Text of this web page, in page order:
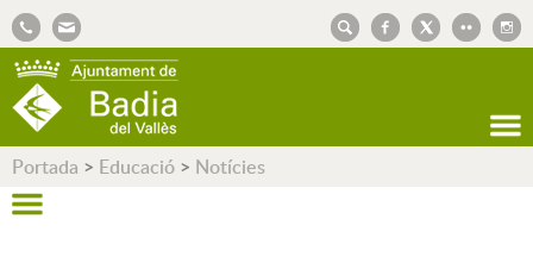
Portada > Educació > Notícies